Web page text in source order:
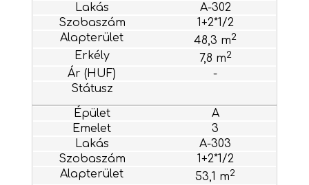
A-302
1+2*1/2
48,3 m2
7,8 m2
-
A
3
A-303
1+2*1/2
53,1 m2